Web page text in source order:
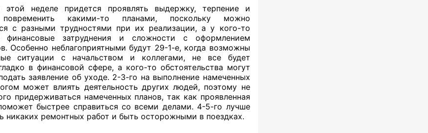
неделе придется проявлять выдержку, терпение и
какими-то планами, поскольку можно
с разными трудностями при их реализации, а у кого-то
финансовые затруднения и сложности с оформлением
Особенно неблагоприятными будут 29-1-е, когда возможны
ситуации с начальством и коллегами, не все будет
в финансовой сфере, а кого-то обстоятельства могут
заявление об уходе. 2-3-го на выполнение намеченных
может влиять деятельность других людей, поэтому не
придерживаться намеченных планов, так как проявленная
быстрее справиться со всеми делами. 4-5-го лучше
никаких ремонтных работ и быть осторожными в поездках.